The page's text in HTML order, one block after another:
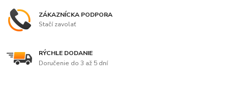
ZÁKAZNÍCKA PODPORA
Stačí zavolať
RÝCHLE DODANIE
Doručenie do 3 až 5 dní